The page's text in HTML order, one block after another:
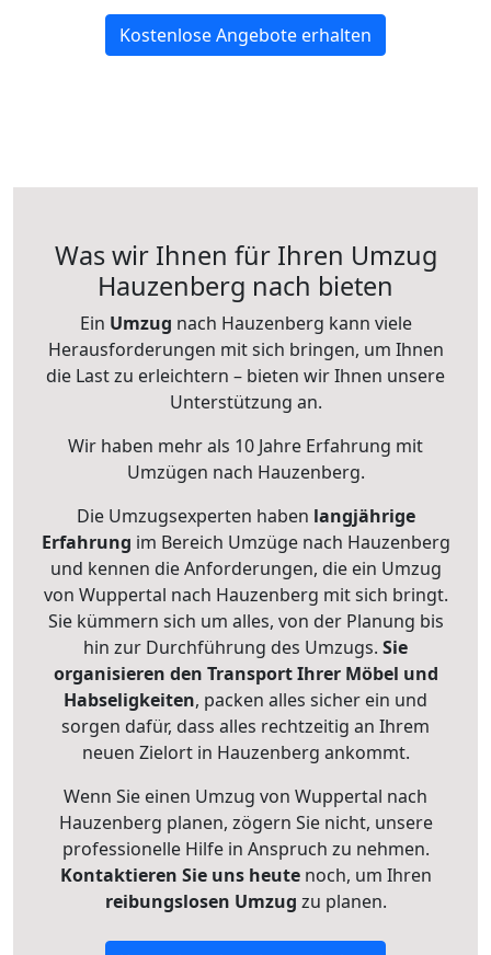
Kostenlose Angebote erhalten
Was wir Ihnen für Ihren Umzug
Hauzenberg nach bieten
Ein Umzug nach Hauzenberg kann viele
Herausforderungen mit sich bringen, um Ihnen
die Last zu erleichtern – bieten wir Ihnen unsere
Unterstützung an.
Wir haben mehr als 10 Jahre Erfahrung mit
Umzügen nach Hauzenberg.
Die Umzugsexperten haben langjährige
Erfahrung im Bereich Umzüge nach Hauzenberg
und kennen die Anforderungen, die ein Umzug
von Wuppertal nach Hauzenberg mit sich bringt.
Sie kümmern sich um alles, von der Planung bis
hin zur Durchführung des Umzugs. Sie
organisieren den Transport Ihrer Möbel und
Habseligkeiten, packen alles sicher ein und
sorgen dafür, dass alles rechtzeitig an Ihrem
neuen Zielort in Hauzenberg ankommt.
Wenn Sie einen Umzug von Wuppertal nach
Hauzenberg planen, zögern Sie nicht, unsere
professionelle Hilfe in Anspruch zu nehmen.
Kontaktieren Sie uns heutenoch, um Ihren
reibungslosen Umzug zu planen.